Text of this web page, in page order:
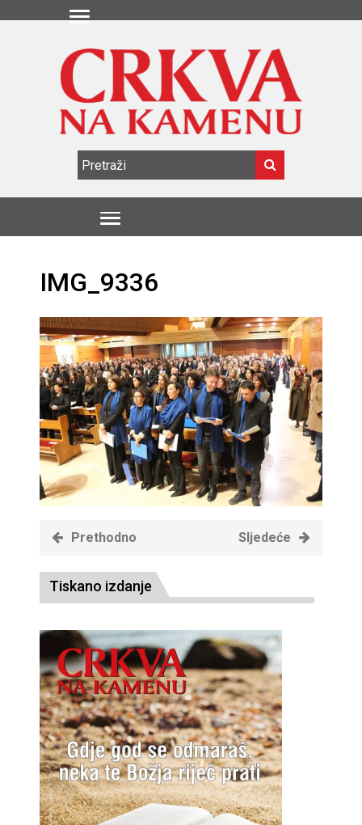
IMG_9336
Prethodno Sljedeće
Tiskano izdanje